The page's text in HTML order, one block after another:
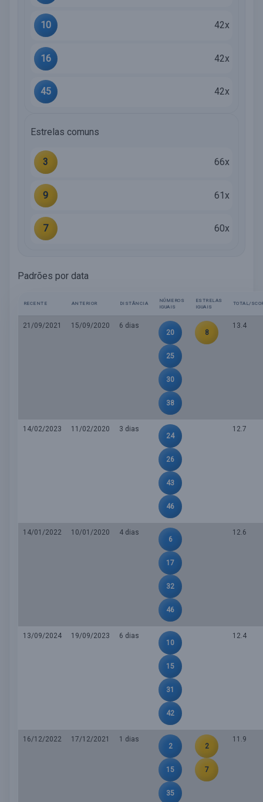
10 42x
16 42x
45 42x
Estrelas comuns
3 66x
9 61x
7 60x
Padrões por data
RECENTE ANTERIOR DISTÂNCIA
NÚMEROS
IGUAIS
ESTRELAS
IGUAIS
TOTAL/
21/09/2021 15/09/2020
6 dias
20
25
30
38
8
13.4
14/02/2023 11/02/2020
3 dias
24
26
43
46
12.7
14/01/2022 10/01/2020
4 dias
6
17
32
46
12.6
13/09/2024 19/09/2023
6 dias
10
15
31
42
12.4
16/12/2022 17/12/2021
1 dias
2
15
35
2
7
11.9